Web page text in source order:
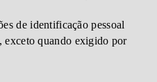
de identificação pessoal
exceto quando exigido por